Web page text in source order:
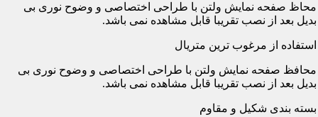
محاظ صفحه نمایش ولتن با طراحی اختصاصی و وضوح نوری بی
بدیل بعد از نصب تقریبا قابل مشاهده نمی باشد.
استفاده از مرغوب ترین متریال
محافظ صفحه نمایش ولتن با طراحی اختصاصی و وضوح نوری بی
بدیل بعد از نصب تقریبا قابل مشاهده نمی باشد.
بسته بندی شکیل و مقاوم